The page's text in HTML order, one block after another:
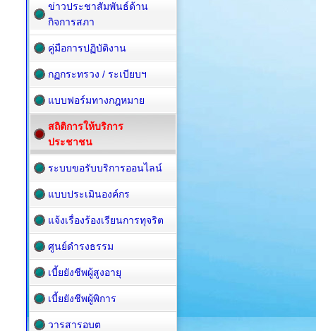
ข่าวประชาสัมพันธ์ด้าน
กิจการสภา
คู่มือการปฏิบัติงาน
กฏกระทรวง / ระเบียบฯ
แบบฟอร์มทางกฎหมาย
สถิติการให้บริการ
ประชาชน
ระบบขอรับบริการออนไลน์
แบบประเมินองค์กร
แจ้งเรื่องร้องเรียนการทุจริต
ศูนย์ดำรงธรรม
เบี้ยยังชีพผู้สูงอายุ
เบี้ยยังชีพผู้พิการ
วารสารอบต